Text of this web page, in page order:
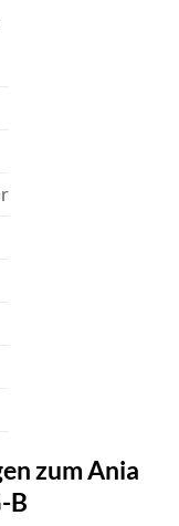
zum Ania
B